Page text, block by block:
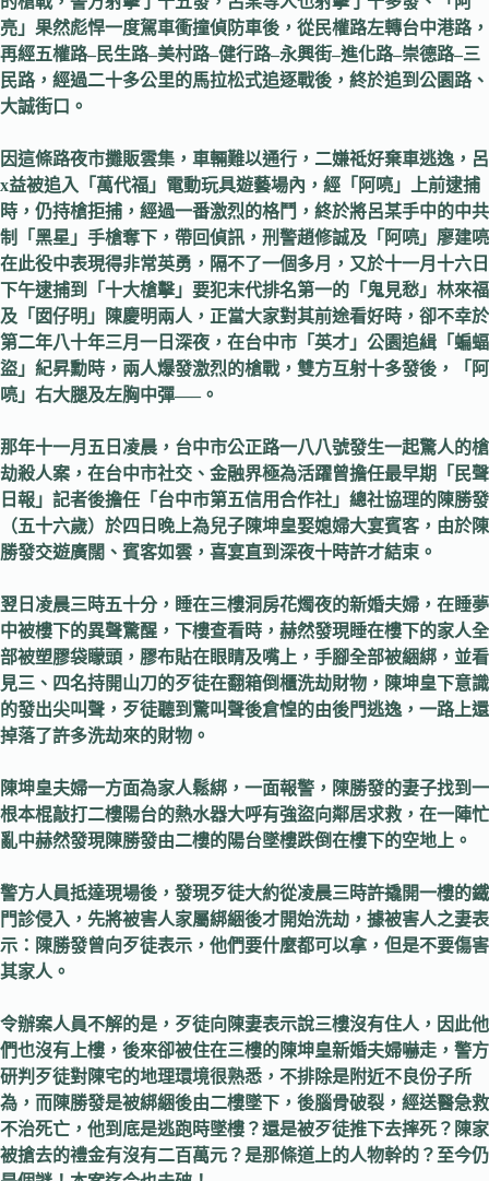
亮」果然彪悍一度駕車衝撞偵防車後，從民權路左轉台中港路，
再經五權路–民生路–美村路–健行路–永興街–進化路–崇德路–三
民路，經過二十多公里的馬拉松式追逐戰後，終於追到公園路、
大誠街口。
因這條路夜市攤販雲集，車輛難以通行，二嫌祗好棄車逃逸，呂
x益被追入「萬代福」電動玩具遊藝場內，經「阿喨」上前逮捕
時，仍持槍拒捕，經過一番激烈的格鬥，終於將呂某手中的中共
制「黑星」手槍奪下，帶回偵訊，刑警趙修誠及「阿喨」廖建喨
在此役中表現得非常英勇，隔不了一個多月，又於十一月十六日
下午逮捕到「十大槍擊」要犯末代排名第一的「鬼見愁」林來福
及「囡仔明」陳慶明兩人，正當大家對其前途看好時，卻不幸於
第二年八十年三月一日深夜，在台中市「英才」公園追緝「蝙蝠
盜」紀昇勳時，兩人爆發激烈的槍戰，雙方互射十多發後，「阿
喨」右大腿及左胸中彈—– 。
那年十一月五日凌晨，台中市公正路一八八號發生一起驚人的槍
劫殺人案，在台中市社交、金融界極為活躍曾擔任最早期「民聲
日報」記者後擔任「台中市第五信用合作社」總社協理的陳勝發
（五十六歲）於四日晚上為兒子陳坤皇娶媳婦大宴賓客，由於陳
勝發交遊廣闊、賓客如雲，喜宴直到深夜十時許才結束。
翌日凌晨三時五十分，睡在三樓洞房花燭夜的新婚夫婦，在睡夢
中被樓下的異聲驚醒，下樓查看時，赫然發現睡在樓下的家人全
部被塑膠袋矇頭，膠布貼在眼睛及嘴上，手腳全部被綑綁，並看
見三、四名持開山刀的歹徒在翻箱倒櫃洗劫財物，陳坤皇下意識
的發出尖叫聲，歹徒聽到驚叫聲後倉惶的由後門逃逸，一路上還
掉落了許多洗劫來的財物。
陳坤皇夫婦一方面為家人鬆綁，一面報警，陳勝發的妻子找到一
根本棍敲打二樓陽台的熱水器大呼有強盜向鄰居求救，在一陣忙
亂中赫然發現陳勝發由二樓的陽台墜樓跌倒在樓下的空地上。
警方人員抵達現場後，發現歹徒大約從凌晨三時許撬開一樓的鐵
門診侵入，先將被害人家屬綁綑後才開始洗劫，據被害人之妻表
示：陳勝發曾向歹徒表示，他們要什麼都可以拿，但是不要傷害
其家人。
令辦案人員不解的是，歹徒向陳妻表示說三樓沒有住人，因此他
們也沒有上樓，後來卻被住在三樓的陳坤皇新婚夫婦嚇走，警方
研判歹徒對陳宅的地理環境很熟悉，不排除是附近不良份子所
為，而陳勝發是被綁綑後由二樓墜下，後腦骨破裂，經送醫急救
不治死亡，他到底是逃跑時墜樓？還是被歹徒推下去摔死？陳家
被搶去的禮金有沒有二百萬元？是那條道上的人物幹的？至今仍